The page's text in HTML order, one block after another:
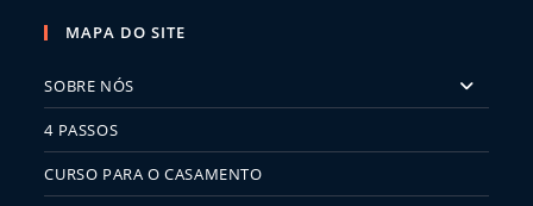
MAPA DO SITE
SOBRE NÓS
4 PASSOS
CURSO PARA O CASAMENTO